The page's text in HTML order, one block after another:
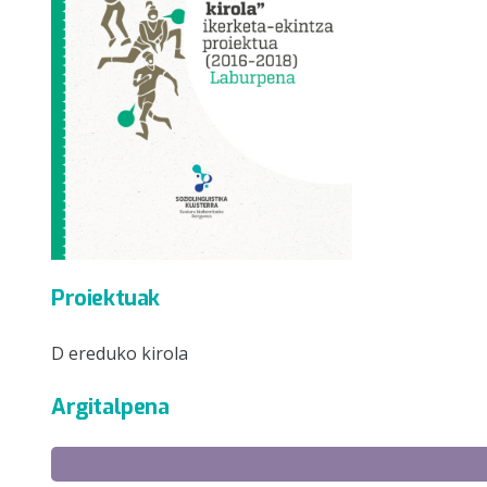
Proiektuak
D ereduko kirola
Argitalpena